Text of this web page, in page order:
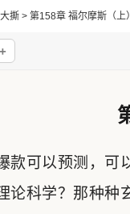
撕 > 第158章 福尔摩斯（上）
+
款可以预测，可
论科学？那种种